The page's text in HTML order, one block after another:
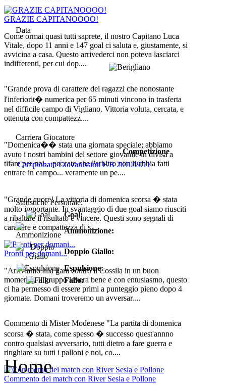
GRAZIE CAPITANOOOO!
Come ormai quasi tutti saprete, il nostro Capitano Luca
Vitale, dopo 11 anni e 147 goal ci saluta e, giustamente, si
avvicina a casa. Questo arrivederci non poteva lasciarci
indifferenti, per cui dop....
"Grande prova di carattere dei ragazzi che nonostante
l'inferiorit� numerica per 65 minuti vincono in trasferta
nel difficile campo di Vigliano. Vittoria voluta, cercata, e
ottenuta con compattezz....
"Domenica�� stata una giornata speciale; abbiamo
avuto i nostri bambini del settore giovanile in divisa a
tifare per noi... peccato che l'arbitro non li abbia fatti
entrare in campo... veramente un pe....
"Grande cuore! La vittoria di domenica scorsa � stata
molto importante. In svantaggio di due goal siamo riusciti
a ribaltare il risultato e vincere. Questi sono segnali di
carattere e compattezza di s....
Pronti per domani...
"Arriviamo alla gara contro il Cossila in un buon
momento. Il gruppo lavora bene e con entusiasmo, questo
ci ha permesso di essere primi a punteggio pieno dopo 4
giornate. Domani troveremo un avversar....
Commento di Mister Modenese "La partita di domenica
scorsa � stata, come spesso � successo quest'annno
contro qualsiasi avversario, tutti dietro a fare guerra e
ringhiare su tutti i palloni e noi, co....
Commento dei match con River Sesia e Pollone
Data
Carriera Giocatore
Competizione
Campionato Giovanissimi F/B 2010/2011
Statistiche Personale:
Goal:
Ammonizione:
Doppio Giallo:
Espulsione:
Fallo:
Home